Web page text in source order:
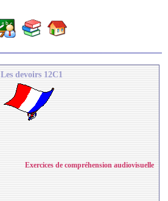
Les devoirs 12C1
Exercices de compréhension audiovisuelle